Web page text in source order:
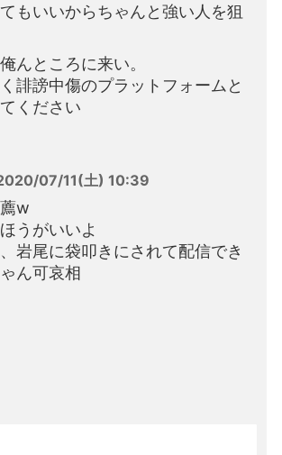
もいいからちゃんと強い人を狙
んところに来い。
誹謗中傷のプラットフォームと
ください
07/11(土) 10:39
w
うがいいよ
岩尾に袋叩きにされて配信でき
ん可哀相